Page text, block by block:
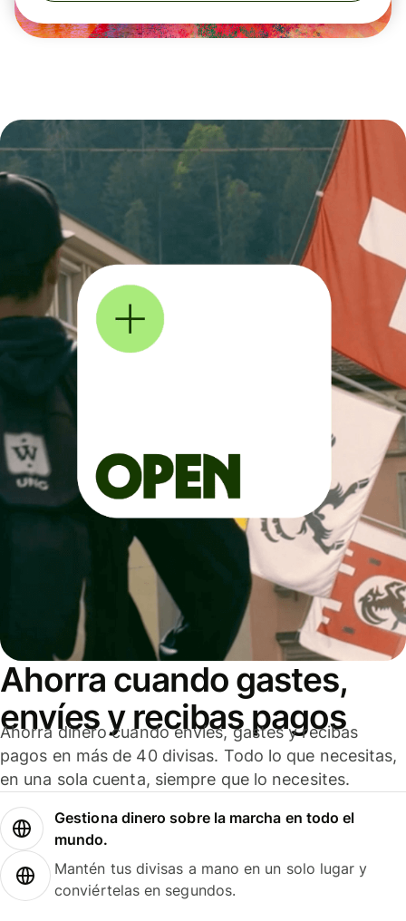
Ahorra cuando gastes,
envíes y recibas pagos
Ahorra dinero cuando envíes, gastes y recibas
pagos en más de 40 divisas. Todo lo que necesitas,
en una sola cuenta, siempre que lo necesites.
Gestiona dinero sobre la marcha en todo el
mundo.
Mantén tus divisas a mano en un solo lugar y
conviértelas en segundos.